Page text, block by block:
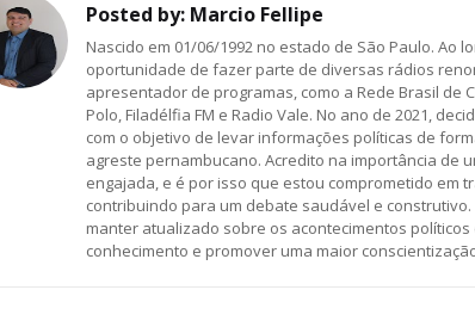
Posted by: Marcio Fellipe
Nascido em 01/06/1992 no estado de São Paulo. Ao
oportunidade de fazer parte de diversas rádios
apresentador de programas, como a Rede Brasil de
Polo, Filadélfia FM e Radio Vale. No ano de 2021,
com o objetivo de levar informações políticas de
agreste pernambucano. Acredito na importância de
engajada, e é por isso que estou comprometido em
contribuindo para um debate saudável e
manter atualizado sobre os acontecimentos
conhecimento e promover uma maior